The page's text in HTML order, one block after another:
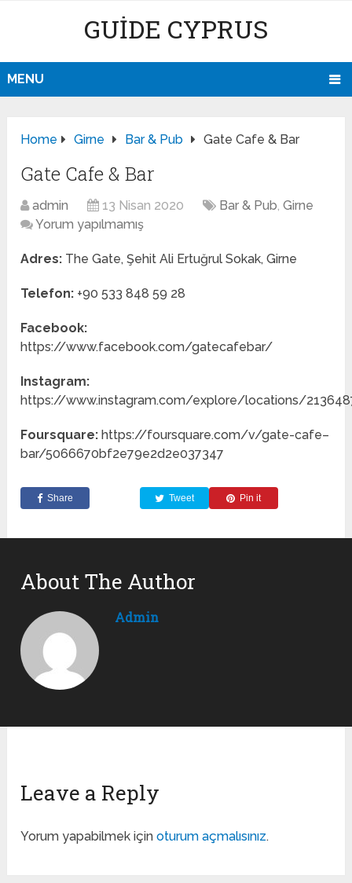
GUIDE CYPRUS
MENU
Home Girne Bar & Pub Gate Cafe & Bar
Gate Cafe & Bar
admin 13 Nisan 2020 Bar & Pub,Girne
Yorum yapılmamış
Adres: The Gate, Şehit Ali Ertuğrul Sokak, Girne
Telefon: +90 533 848 59 28
Facebook:
https://www.facebook.com/gatecafebar/
Instagram:
https://www.instagram.com/explore/locations/
Foursquare: https://foursquare.com/v/gate-cafe–
bar/5066670bf2e79e2d2e037347
Share Tweet Pin it
About The Author
Admin
Leave a Reply
Yorum yapabilmek içinoturum açmalısınız.